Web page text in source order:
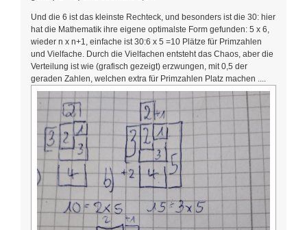
Und die 6 ist das kleinste Rechteck, und besonders ist die 30: hier
hat die Mathematik ihre eigene optimalste Form gefunden: 5 x 6,
wieder n x n+1, einfache ist 30:6 x 5 =10 Plätze für Primzahlen
und Vielfache. Durch die Vielfachen entsteht das Chaos, aber die
Verteilung ist wie (grafisch gezeigt) erzwungen, mit 0,5 der
geraden Zahlen, welchen extra für Primzahlen Platz machen ....